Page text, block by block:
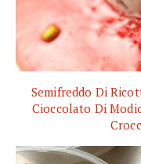
Semifreddo Di
Cioccolato Di